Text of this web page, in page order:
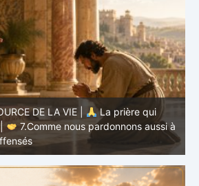
DE LA VIE |
La prière qui
7.Comme nous pardonnons aussi à